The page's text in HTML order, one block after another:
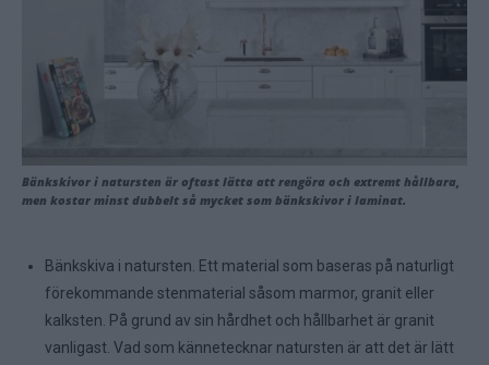
Bänkskivor i natursten är oftast lätta att rengöra och extremt hållbara,
men kostar minst dubbelt så mycket som bänkskivor i laminat.
Bänkskiva i natursten. Ett material som baseras på naturligt
förekommande stenmaterial såsom marmor, granit eller
kalksten. På grund av sin hårdhet och hållbarhet är granit
vanligast. Vad som kännetecknar natursten är att det är lätt